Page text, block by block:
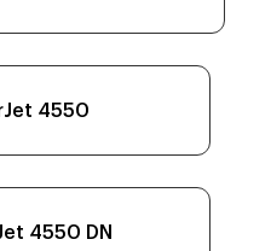
4550
4550 DN